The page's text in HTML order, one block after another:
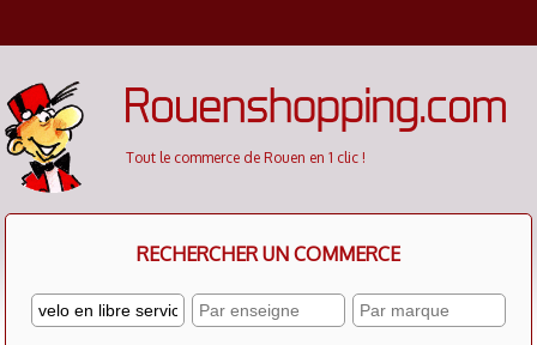
Tout le commerce de Rouen en 1 clic !
RECHERCHER UN COMMERCE